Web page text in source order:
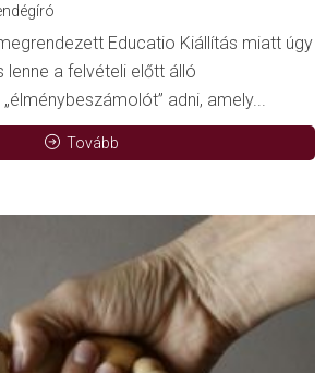
Educatio Kiállítás miatt úgy
lenne a felvételi előtt álló
adni, amely...
Tovább